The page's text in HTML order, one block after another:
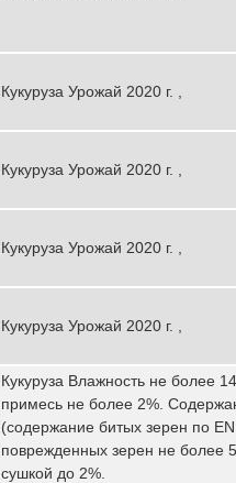
Кукуруза Урожай 2020 г. ,
Кукуруза Урожай 2020 г. ,
Кукуруза Урожай 2020 г. ,
Кукуруза Урожай 2020 г. ,
Кукуруза Влажность не более
примесь не более 2%.
(содержание битых зерен по
поврежденных зерен не более
сушкой до 2%.